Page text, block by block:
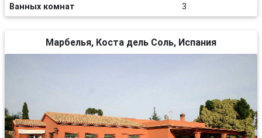
Ванных комнат
3
Марбелья, Коста дель Соль, Испания